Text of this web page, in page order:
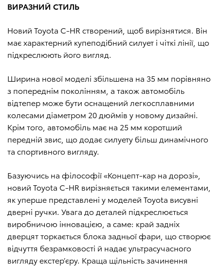
ВИРАЗНИЙ СТИЛЬ
Новий Toyota C-HR створений, щоб вирізнятися. Він
має характерний купеподібний силует і чіткі лінії, що
підкреслюють його вигляд.
Ширина нової моделі збільшена на 35 мм порівняно
з попереднім поколінням, а також автомобіль
відтепер може бути оснащений легкосплавними
колесами діаметром 20 дюймів у новому дизайні.
Крім того, автомобіль має на 25 мм коротший
передній звис, що додає силуету більш динамічного
та спортивного вигляду.
Базуючись на філософії «Концепт-кар на дорозі»,
новий Toyota C-HR вирізняється такими елементами,
як уперше представлені у моделей Toyota висувні
дверні ручки. Увага до деталей підкреслюється
виробничою інновацією, а саме: край задніх
дверцят торкається блока задньої фари, що створює
відчуття безрамковості й надає ультрасучасного
вигляду екстер’єру. Краща щільність зачинення